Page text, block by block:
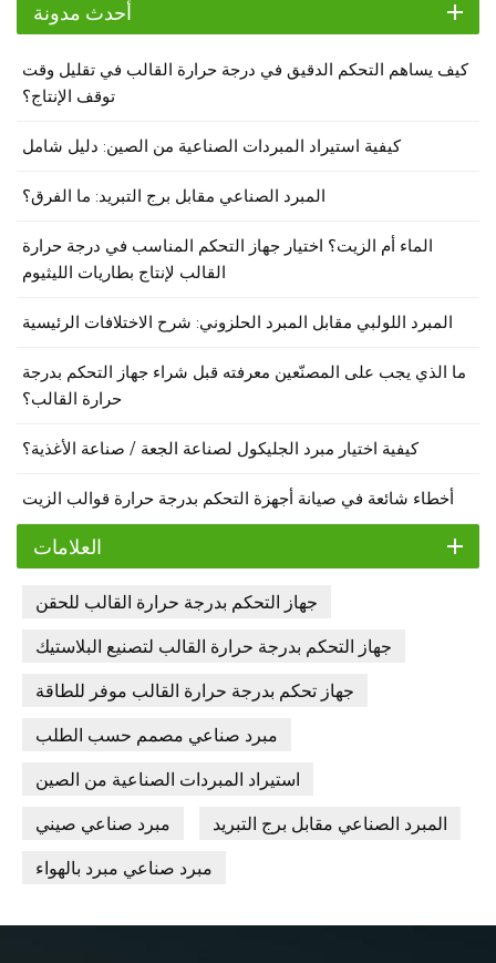
أحدث مدونة
كيف يساهم التحكم الدقيق في درجة حرارة القالب في تقليل وقت
توقف الإنتاج؟
كيفية استيراد المبردات الصناعية من الصين: دليل شامل
المبرد الصناعي مقابل برج التبريد: ما الفرق؟
الماء أم الزيت؟ اختيار جهاز التحكم المناسب في درجة حرارة
القالب لإنتاج بطاريات الليثيوم
المبرد اللولبي مقابل المبرد الحلزوني: شرح الاختلافات الرئيسية
ما الذي يجب على المصنّعين معرفته قبل شراء جهاز التحكم بدرجة
حرارة القالب؟
كيفية اختيار مبرد الجليكول لصناعة الجعة / صناعة الأغذية؟
أخطاء شائعة في صيانة أجهزة التحكم بدرجة حرارة قوالب الزيت
العلامات
جهاز التحكم بدرجة حرارة القالب للحقن
جهاز التحكم بدرجة حرارة القالب لتصنيع البلاستيك
جهاز تحكم بدرجة حرارة القالب موفر للطاقة
مبرد صناعي مصمم حسب الطلب
استيراد المبردات الصناعية من الصين
مبرد صناعي صيني المبرد الصناعي مقابل برج التبريد
مبرد صناعي مبرد بالهواء